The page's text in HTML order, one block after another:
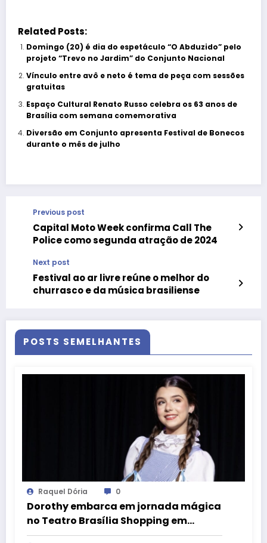
Related Posts:
Domingo (20) é dia do espetáculo “O Abduzido” pelo
projeto “Trevo no Jardim” do Conjunto Nacional
Vínculo entre avô e neto é tema de peça com sessões
gratuitas
Espaço Cultural Renato Russo celebra os 63 anos de
Brasília com semana comemorativa
Diversão em Conjunto apresenta Festival de Bonecos
durante o mês de julho
Previous post
Capital Moto Week confirma Call The
Police como segunda atração de 2024
Next post
Festival ao ar livre reúne o melhor do
churrasco e da música brasiliense
POSTS SEMELHANTES
Raquel Dória 0
Dorothy embarca em jornada mágica
no Teatro Brasília Shopping em
espetáculo inspirado em “O Mágico